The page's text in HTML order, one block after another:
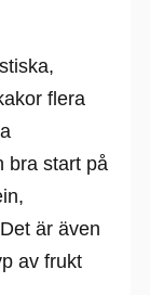
flera
bra start på
är även
av frukt